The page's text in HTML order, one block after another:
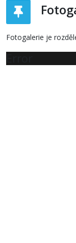
Fotogalerie je